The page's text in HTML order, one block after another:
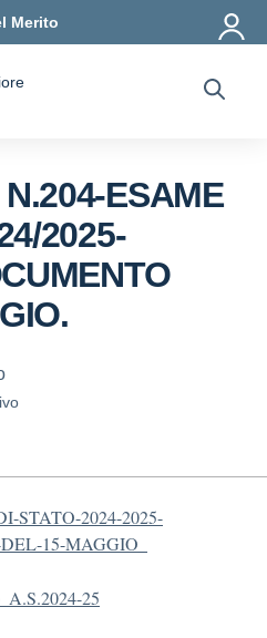
Merito
ESAME
2025-
STATO-2024-2025-
15-MAGGIO_
25